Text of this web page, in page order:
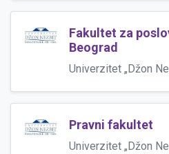
Fakultet za
Beograd
Univerzitet „Džon
Pravni fakultet
Univerzitet „Džon